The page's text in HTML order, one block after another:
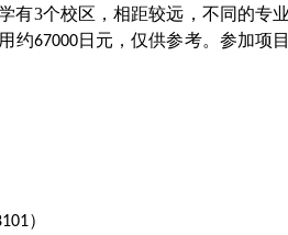
有3个校区，相距较远，不同的专
约67000日元，仅供参考。参加项
）